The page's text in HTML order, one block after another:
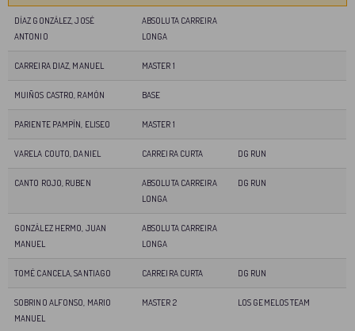
DÍAZ GONZÁLEZ, JOSÉ
ANTONIO
ABSOLUTA CARREIRA
LONGA
CARREIRA DIAZ, MANUEL MASTER 1
MUIÑOS CASTRO, RAMÓN BASE
PARIENTE PAMPÍN, ELISEO MASTER 1
VARELA COUTO, DANIEL CARREIRA CURTA DG RUN
CANTO ROJO, RUBEN
ABSOLUTA CARREIRA
LONGA
DG RUN
GONZÁLEZ HERMO, JUAN
MANUEL
ABSOLUTA CARREIRA
LONGA
TOMÉ CANCELA, SANTIAGO CARREIRA CURTA DG RUN
SOBRINO ALFONSO, MARIO
MANUEL
MASTER 2 LOS GEMELOS TEAM